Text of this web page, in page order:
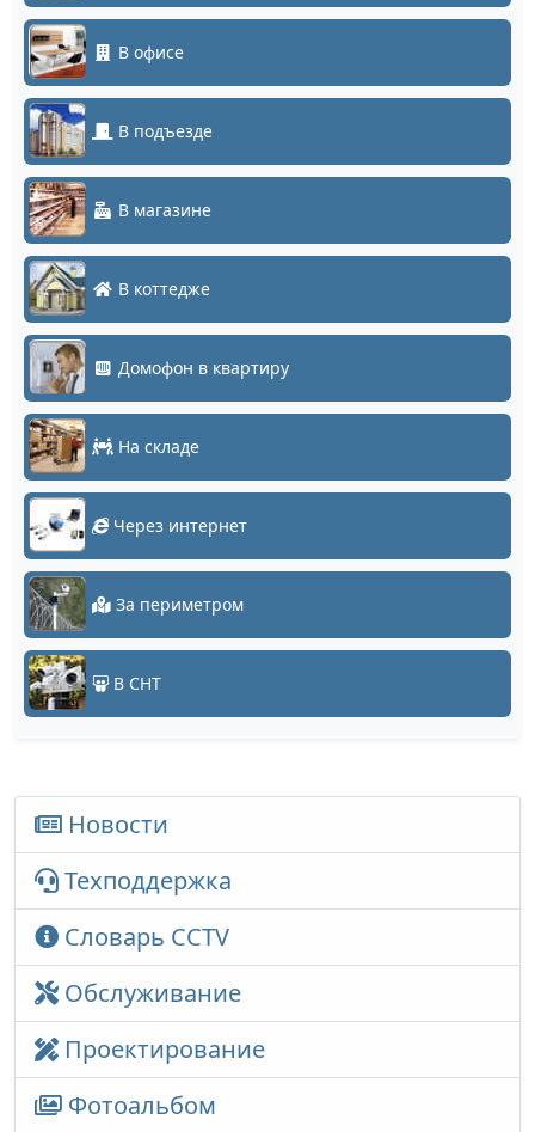
В офисе
В подъезде
В магазине
В коттедже
Домофон в квартиру
На складе
Через интернет
За периметром
В СНТ
Новости
Техподдержка
Словарь CCTV
Обслуживание
Проектирование
Фотоальбом